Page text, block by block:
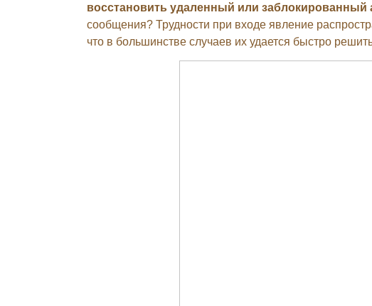
восстановить удаленный или заблокированный
сообщения? Трудности при входе явление
что в большинстве случаев их удается быстро